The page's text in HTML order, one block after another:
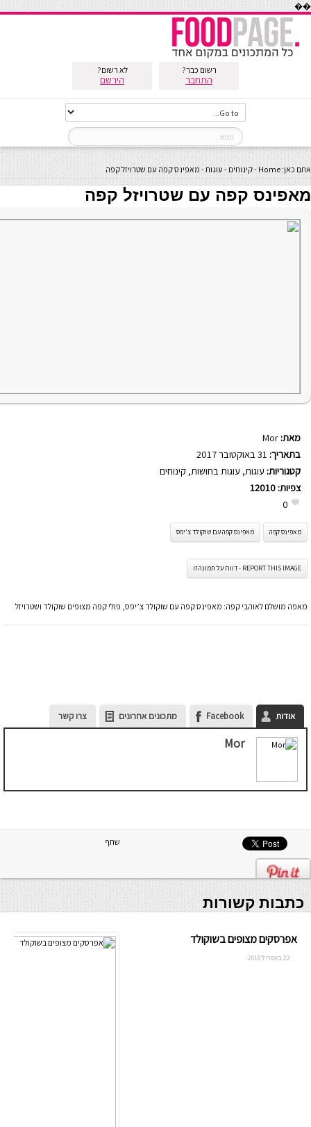
��
רשום כבר?
התחבר
לא רשום?
הירשם
אתם כאן: Home
-קינוחים - עוגות- מאפינס קפה עם שטרויזל קפה
מאפינס קפה עם שטרויזל קפה
מאת: Mor
בתאריך:
קטגוריות: עוגות, עוגות בחושות, קינוחים
צפיות: 12010
0
מאפינס קפה מאפינס קפה עם שוקולד צ'יפס
REPORT THIS IMAGE - דווח על תמונה זו
מאפה מושלם לאוהבי קפה: מאפינס קפה עם שוקולד צ’יפס, פולי קפה מצופים שוקולד ושטרויזל
אודות Facebook מתכונים אחרונים צרו קשר
Mor
שתף
כתבות קשורות
אפרסקים מצופים בשוקולד
22 באפריל 2018